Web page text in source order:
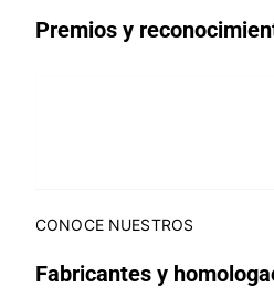
Premios y
CONOCE NUESTROS
Fabricantes y